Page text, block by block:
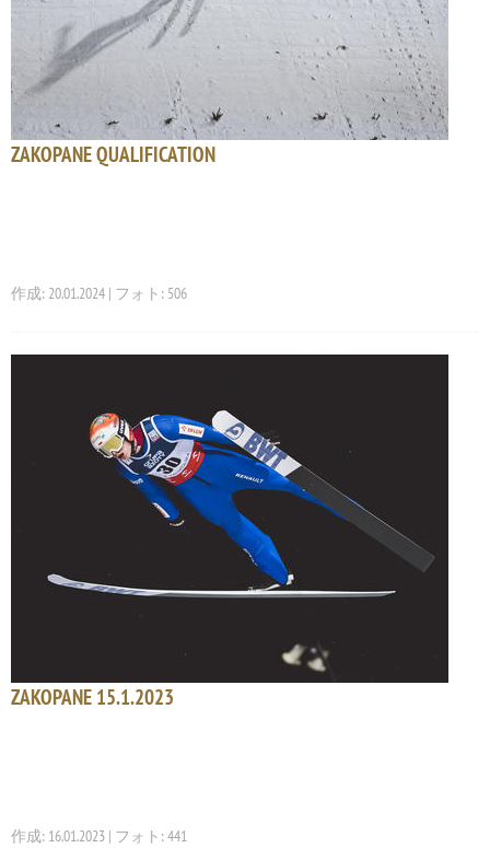
ZAKOPANE QUALIFICATION
作成: 20.01.2024 | フォト: 506
ZAKOPANE 15.1.2023
作成: 16.01.2023 | フォト: 441